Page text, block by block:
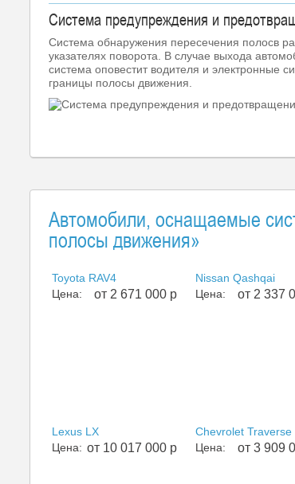
Система предупреждения и
Система обнаружения пересечения полосв
указателях поворота. В случае выхода
система оповестит водителя и электронные
границы полосы движения.
Автомобили, оснащаемые
полосы движения»
Toyota RAV4
от 2 671 000 р
Цена:
Nissan Qashqai
от 2 337
Цена:
Lexus LX
от 10 017 000 р
Цена:
Chevrolet Traverse
от 3 909
Цена: